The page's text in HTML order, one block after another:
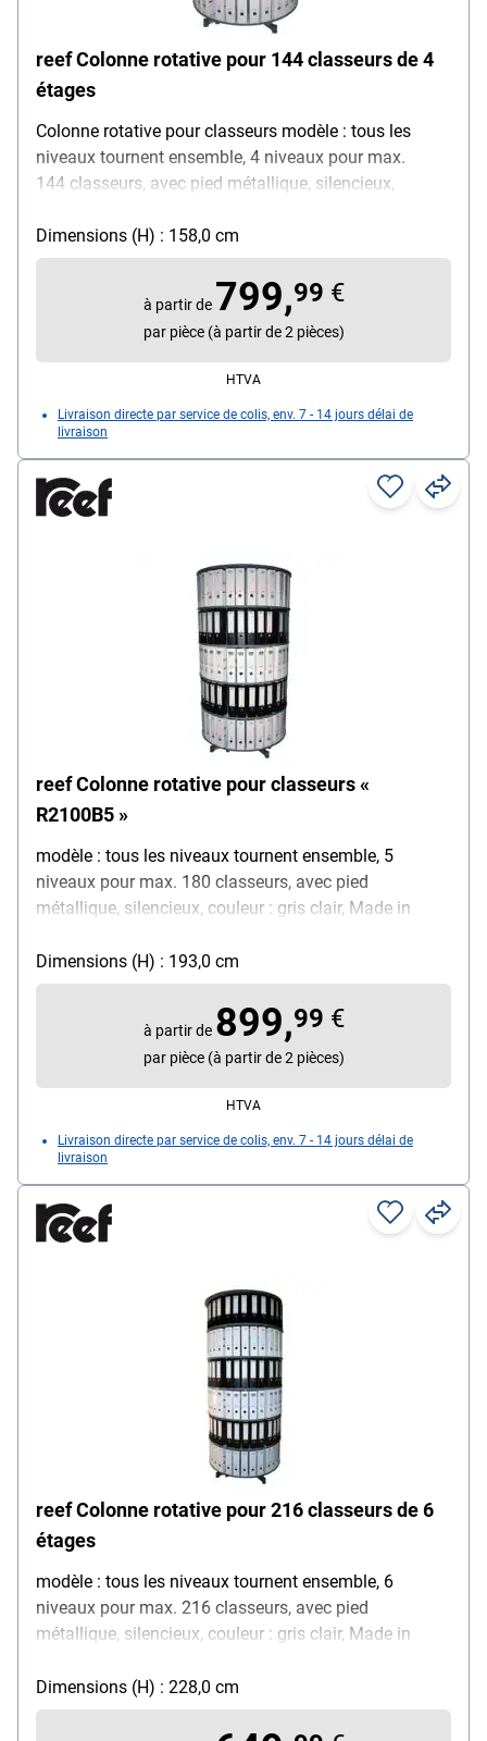
reef Colonne rotative pour 144 classeurs de 4
étages
Colonne rotative pour classeurs modèle : tous les
niveaux tournent ensemble, 4 niveaux pour max.
144 classeurs, avec pied métallique, silencieux,
Dimensions (H) : 158,0 cm
à partir de 799,99 €
par pièce (à partir de 2 pièces)
HTVA
Livraison directe par service de colis, env. 7 - 14 jours délai de
livraison
reef Colonne rotative pour classeurs «
R2100B5 »
modèle : tous les niveaux tournent ensemble, 5
niveaux pour max. 180 classeurs, avec pied
métallique, silencieux, couleur : gris clair, Made in
Dimensions (H) : 193,0 cm
à partir de 899,99 €
par pièce (à partir de 2 pièces)
HTVA
Livraison directe par service de colis, env. 7 - 14 jours délai de
livraison
reef Colonne rotative pour 216 classeurs de 6
étages
modèle : tous les niveaux tournent ensemble, 6
niveaux pour max. 216 classeurs, avec pied
métallique, silencieux, couleur : gris clair, Made in
Dimensions (H) : 228,0 cm